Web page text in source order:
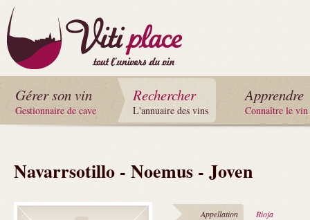
Gérer son vin
Gestionnaire de cave
Rechercher
L'annuaire des vins
Apprendre
Connaître le vin
Navarrsotillo - Noemus - Joven
Appellation
Rioja